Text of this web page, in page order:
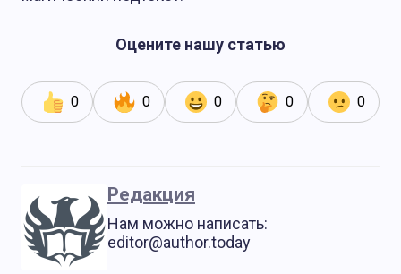
Оцените нашу статью
0 0 0 0 0
Редакция
Нам можно написать:
editor@author.today